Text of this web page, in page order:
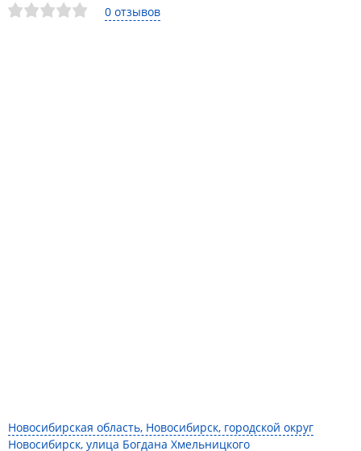
0 отзывов
Новосибирская область, Новосибирск, городской округ
Новосибирск, улица Богдана Хмельницкого